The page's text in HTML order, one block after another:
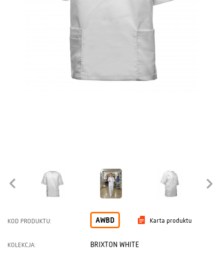
KOD PRODUKTU: AWBD Karta produktu
KOLEKCJA: BRIXTON WHITE